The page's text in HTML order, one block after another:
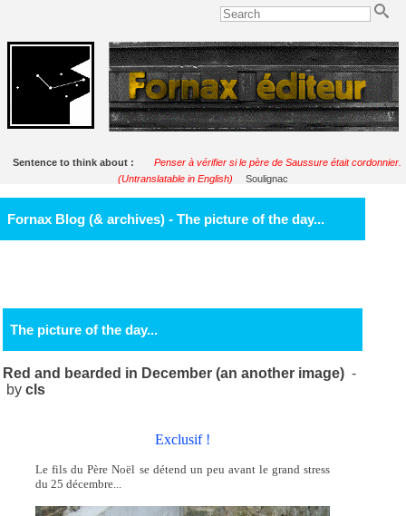
Sentence to think about :
Penser à vérifier si le père de Saussure était cordonnier.
(Untranslatable in English)
Soulignac
Fornax Blog (& archives) - The picture of the day...
The picture of the day...
Red and bearded in December (an another image) -
bycls
Exclusif !
Le fils du Père Noël se détend un peu avant le grand stress
du 25 décembre...